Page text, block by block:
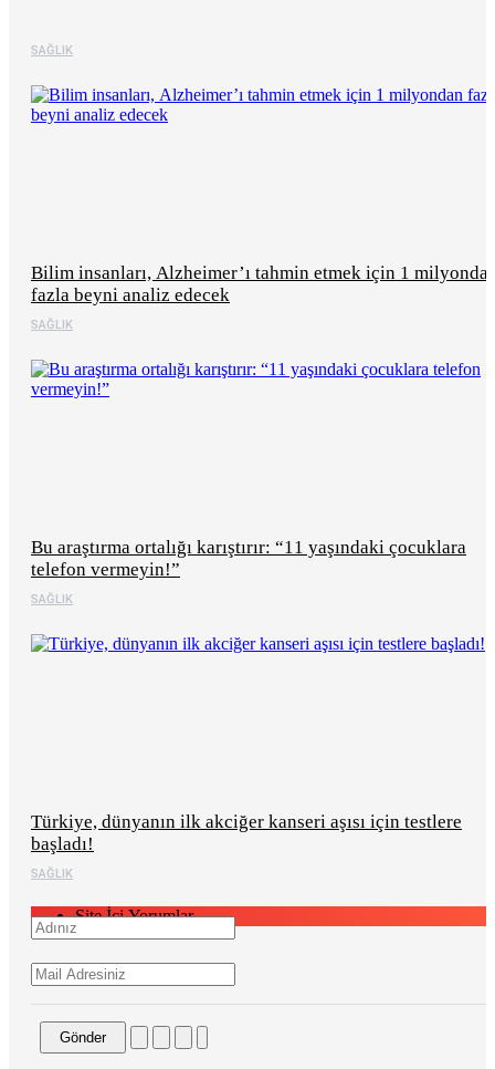
SAĞLIK
SAĞLIK
Bilim insanları, Alzheimer’ı tahmin etmek için 1
fazla beyni analiz edecek
SAĞLIK
Bu araştırma ortalığı karıştırır: “11 yaşındaki çocuklara
telefon vermeyin!”
SAĞLIK
Türkiye, dünyanın ilk akciğer kanseri aşısı için testlere
başladı!
Site İçi Yorumlar
Gönder